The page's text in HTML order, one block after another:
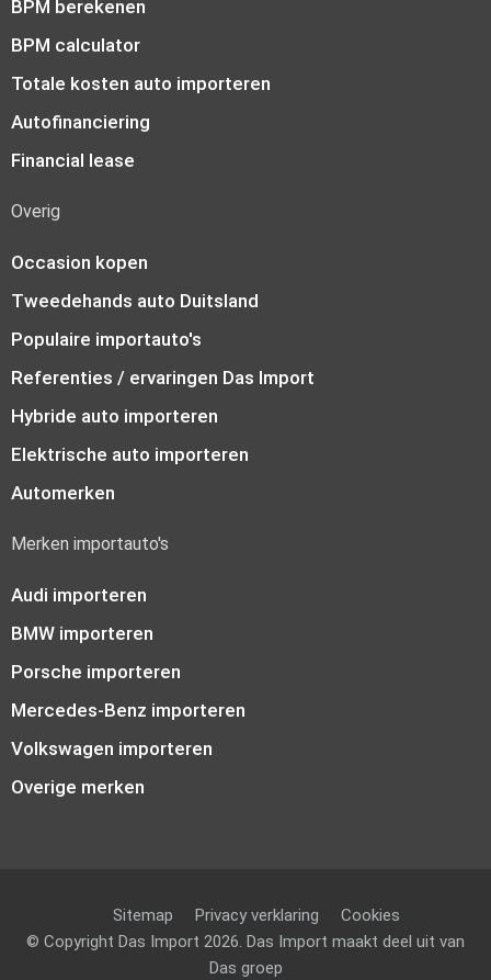
BPM berekenen
BPM calculator
Totale kosten auto importeren
Autofinanciering
Financial lease
Overig
Occasion kopen
Tweedehands auto Duitsland
Populaire importauto's
Referenties / ervaringen Das Import
Hybride auto importeren
Elektrische auto importeren
Automerken
Merken importauto's
Audi importeren
BMW importeren
Porsche importeren
Mercedes-Benz importeren
Volkswagen importeren
Overige merken
Sitemap Privacy verklaring
Cookies
© Copyright Das Import 2026. Das Import maakt deel uit van
Das groep